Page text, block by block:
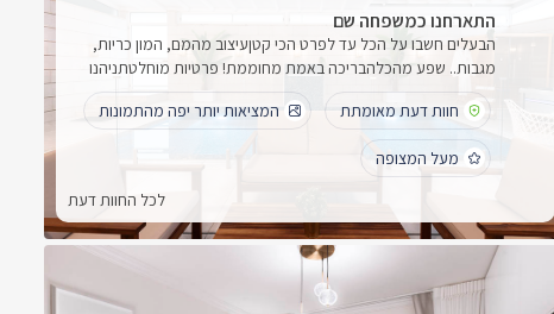
התארחנו כמשפחה שם
הבעלים חשבו על הכל עד לפרט הכי קטןעיצוב מהמם, המון כריות,
מגבות.. שפע מהכלהבריכה באמת מחוממת! פרטיות מוחלטתניהנו
ואין ספק שנמליץ על המקום ונחזור
חוות דעת מאומתת
המציאות יותר יפה מהתמונות
מעל המצופה
לכל החוות דעת